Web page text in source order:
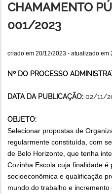
navegação
CHAMAMENTO
001/2023
criado em 20/12/2023 - atualizado em
Nº DO PROCESSO
DATA DA PUBLICAÇÃO: 02/11/
OBJETO:
Selecionar propostas de
regularmente constituída, com
de Belo Horizonte, que tenha
Cozinha Escola cuja finalidade é
socioeconômica e qualificação
mundo do trabalho e